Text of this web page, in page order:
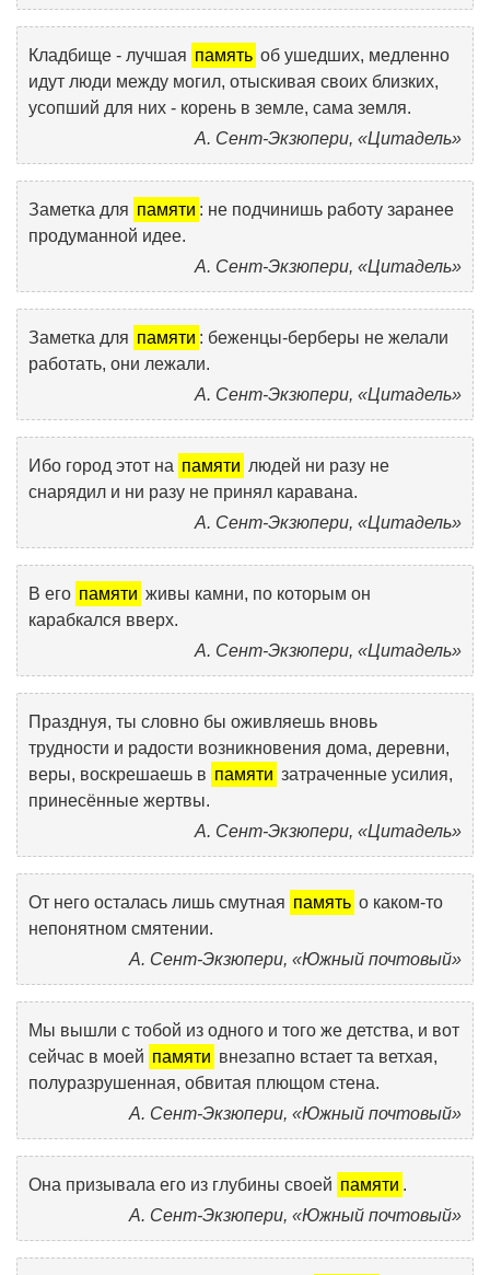
Кладбище - лучшая память об ушедших, медленно
идут люди между могил, отыскивая своих близких,
усопший для них - корень в земле, сама земля.
А. Сент-Экзюпери, «Цитадель»
Заметка для памяти : не подчинишь работу заранее
продуманной идее.
А. Сент-Экзюпери, «Цитадель»
Заметка для памяти : беженцы-берберы не желали
работать, они лежали.
А. Сент-Экзюпери, «Цитадель»
Ибо город этот на памяти людей ни разу не
снарядил и ни разу не принял каравана.
А. Сент-Экзюпери, «Цитадель»
В его памяти живы камни, по которым он
карабкался вверх.
А. Сент-Экзюпери, «Цитадель»
Празднуя, ты словно бы оживляешь вновь
трудности и радости возникновения дома, деревни,
веры, воскрешаешь в памяти затраченные усилия,
принесённые жертвы.
А. Сент-Экзюпери, «Цитадель»
От него осталась лишь смутная память о каком-то
непонятном смятении.
А. Сент-Экзюпери, «Южный почтовый»
Мы вышли с тобой из одного и того же детства, и вот
сейчас в моей памяти внезапно встает та ветхая,
полуразрушенная, обвитая плющом стена.
А. Сент-Экзюпери, «Южный почтовый»
Она призывала его из глубины своей памяти .
А. Сент-Экзюпери, «Южный почтовый»